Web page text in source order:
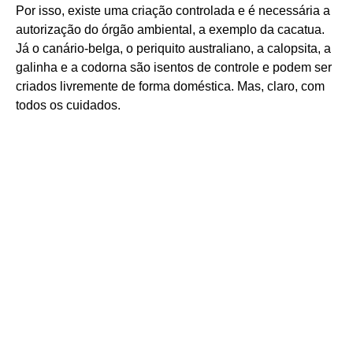
Por isso, existe uma criação controlada e é necessária a
autorização do órgão ambiental, a exemplo da cacatua.
Já o canário-belga, o periquito australiano, a calopsita, a
galinha e a codorna são isentos de controle e podem ser
criados livremente de forma doméstica. Mas, claro, com
todos os cuidados.